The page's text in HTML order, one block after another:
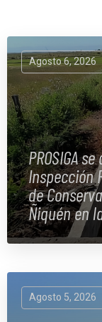
Agosto 6, 2026
PROSIGA
Inspección
de
Ñiquén en
Agosto 5, 2026